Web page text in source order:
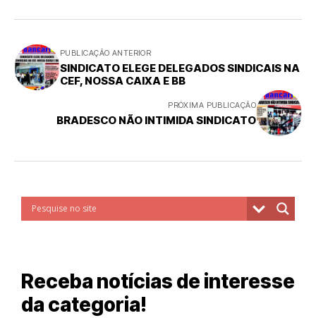
PUBLICAÇÃO ANTERIOR
SINDICATO ELEGE DELEGADOS SINDICAIS NA
CEF, NOSSA CAIXA E BB
PRÓXIMA PUBLICAÇÃO
BRADESCO NÃO INTIMIDA SINDICATO
Receba notícias de interesse
da categoria!